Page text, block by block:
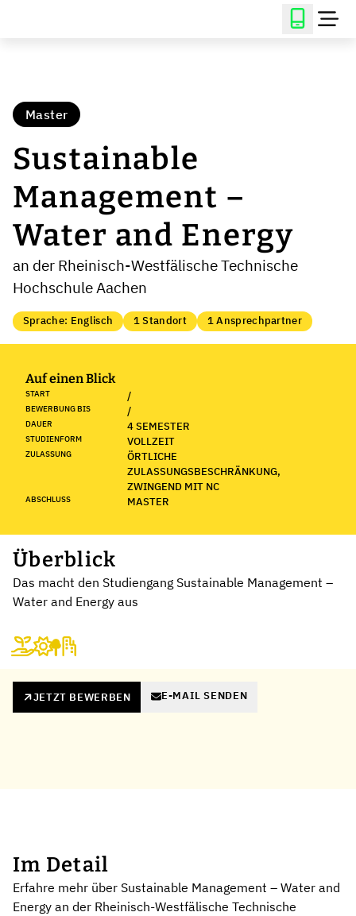
Master
Sustainable
Management –
Water and Energy
an der Rheinisch-Westfälische Technische
Hochschule Aachen
Sprache: Englisch 1 Standort 1 Ansprechpartner
Auf einen Blick
START /
BEWERBUNG BIS /
DAUER 4 SEMESTER
STUDIENFORM VOLLZEIT
ZULASSUNG
ÖRTLICHE
ZULASSUNGSBESCHRÄNKUNG,
ZWINGEND MIT NC
ABSCHLUSS MASTER
Überblick
Das macht den Studiengang Sustainable Management –
Water and Energy aus
JETZT BEWERBEN E-MAIL SENDEN
Im Detail
Erfahre mehr über Sustainable Management – Water and
Energy an der Rheinisch-Westfälische Technische